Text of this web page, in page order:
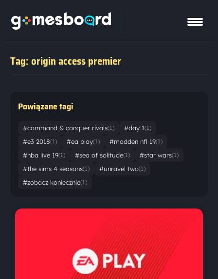
Tag: origin access premier
Powiązane tagi
#command & conquer rivals(1) #day 1(1)
#e3 2018(1) #ea play(1) #madden nfl 19(1)
#nba live 19(1) #sea of solitude(1) #star wars(1)
#the sims 4 seasons(1) #unravel two(1)
#zobacz koniecznie(1)